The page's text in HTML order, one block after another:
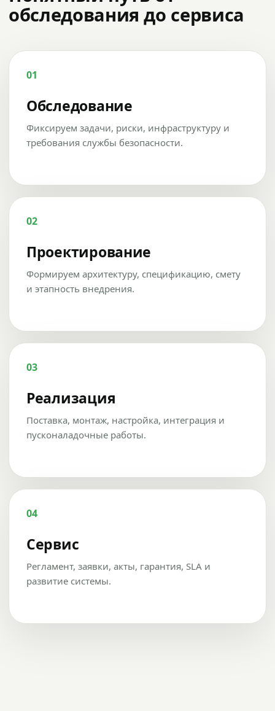
обследования до сервиса
01
Обследование
Фиксируем задачи, риски, инфраструктуру и
требования службы безопасности.
02
Проектирование
Формируем архитектуру, спецификацию, смету
и этапность внедрения.
03
Реализация
Поставка, монтаж, настройка, интеграция и
пусконаладочные работы.
04
Сервис
Регламент, заявки, акты, гарантия, SLA и
развитие системы.